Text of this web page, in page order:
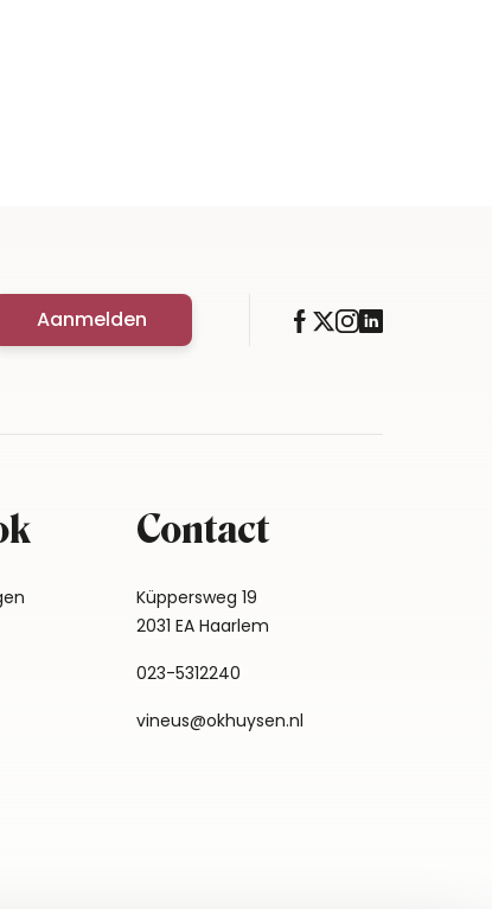
Aanmelden
Contact
Küppersweg 19
2031 EA Haarlem
023-5312240
vineus@okhuysen.nl